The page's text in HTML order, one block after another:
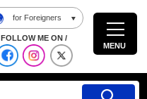
塙町ホームページ
for Foreigners
FOLLOW ME ON /
公式Facebook
塙町 塙町 X
MENU